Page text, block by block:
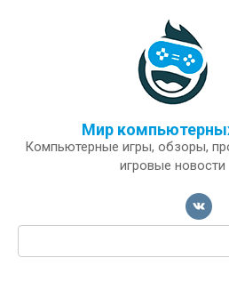
Мир
Компьютерные игры, обзоры,
игровые новости
Поиск: